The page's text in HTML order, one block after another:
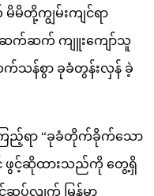
မိတို့ကျွမ်းကျင်ရာ
ဆက်ဆက် ကျူးကျော်သူ
က်သန်စွာ ခုခံတွန်းလှန် ခဲ့
သည်။
ြည့်ရာ “ခုခံတိုက်ခိုက်သော
ဖွင့်ဆိုထားသည်ကို တွေ့ရှိ
ဆုပ်လျက် မြန်မာ့